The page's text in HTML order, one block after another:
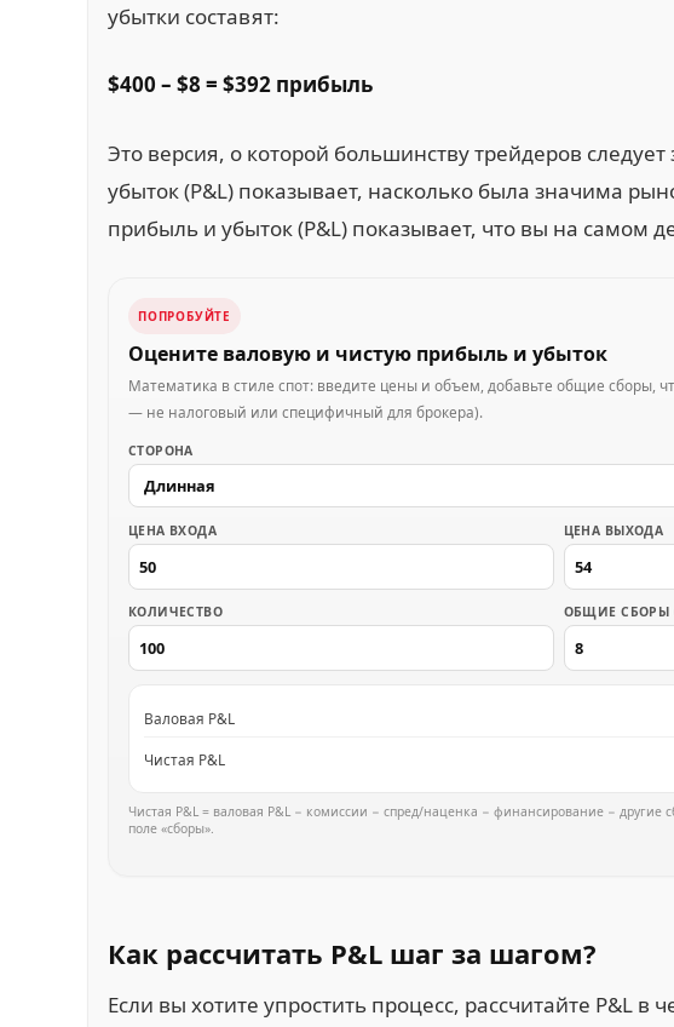
убытки составят:
$400 – $8 = $392 прибыль
Это версия, о которой большинству трейдеров
убыток (P&L) показывает, насколько была значима
прибыль и убыток (P&L) показывает, что вы на самом
ПОПРОБУЙТЕ
Оцените валовую и чистую прибыль и убыток
Математика в стиле спот: введите цены и объем, добавьте общие сборы,
— не налоговый или специфичный для брокера).
СТОРОНА
ЦЕНА ВХОДА ЦЕНА ВЫХОДА
КОЛИЧЕСТВО ОБЩИЕ СБОРЫ
Валовая P&L
Чистая P&L
Чистая P&L = валовая P&L − комиссии − спред/наценка − финансирование − другие
поле «сборы».
Как рассчитать P&L шаг за шагом?
Если вы хотите упростить процесс, рассчитайте P&L в